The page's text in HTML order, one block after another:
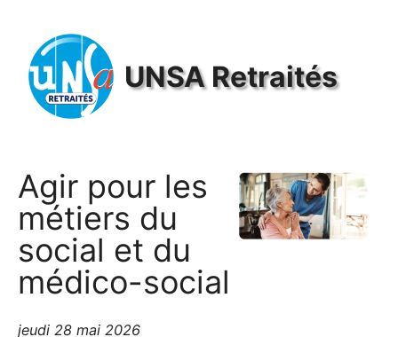
UNSARetraités
Agir pour les
métiers du
social et du
médico-social
jeudi 28 mai 2026